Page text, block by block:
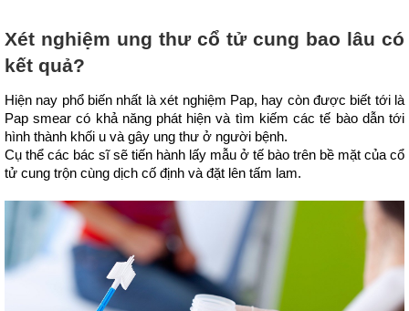
Xét nghiệm ung thư cổ tử cung bao lâu có
kết quả?
Hiện nay phổ biến nhất là xét nghiệm Pap, hay còn được biết tới là
Pap smear có khả năng phát hiện và tìm kiếm các tế bào dẫn tới
hình thành khối u và gây ung thư ở người bệnh.
Cụ thể các bác sĩ sẽ tiến hành lấy mẫu ở tế bào trên bề mặt của cổ
tử cung trộn cùng dịch cố định và đặt lên tấm lam.